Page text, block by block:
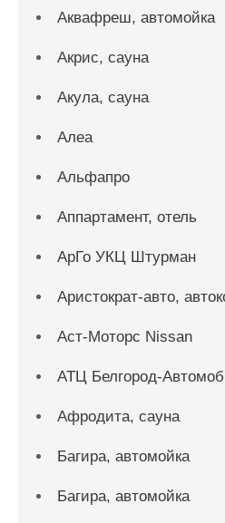
Аквафреш, автомойка
Акрис, сауна
Акула, сауна
Алеа
Альфапро
Аппартамент, отель
АрГо УКЦ Штурман
Аристократ-авто,
Аст-Моторс Nissan
АТЦ Белгород-
Афродита, сауна
Багира, автомойка
Багира, автомойка